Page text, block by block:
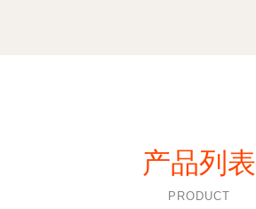
产品列表
PRODUCT